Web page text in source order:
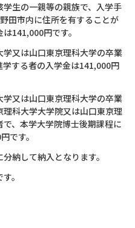
生の一親等の親族で、入学手
田市内に住所を有することが
141,000円です。
又は山口東京理科大学の卒業
する者の入学金は141,000円
又は山口東京理科大学の卒業
科大学大学院又は山口東京理
、本学大学院博士後期課程に
です。
納して納入となります。
。